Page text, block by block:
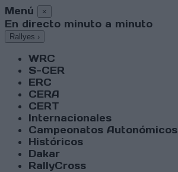
Menú ×
En directo minuto a minuto
Rallyes ›
WRC
S-CER
ERC
CERA
CERT
Internacionales
Campeonatos Autonómicos
Históricos
Dakar
RallyCross